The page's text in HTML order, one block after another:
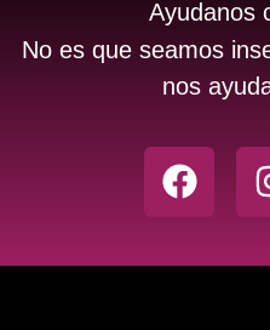
Ayudanos
No es que seamos
nos